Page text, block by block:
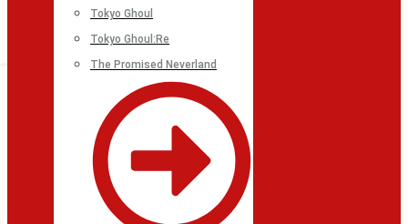
Tokyo Ghoul
Tokyo Ghoul:Re
The Promised Neverland